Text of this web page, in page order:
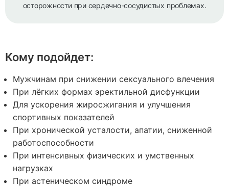
осторожности при сердечно-сосудистых проблемах.
Кому подойдет:
Мужчинам при снижении сексуального влечения
При лёгких формах эректильной дисфункции
Для ускорения жиросжигания и улучшения
спортивных показателей
При хронической усталости, апатии, сниженной
работоспособности
При интенсивных физических и умственных
нагрузках
При астеническом синдроме